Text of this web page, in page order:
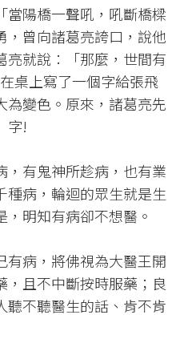
當陽橋一聲吼，吼斷橋樑
，曾向諸葛亮誇口，說他
亮就說：「那麼，世間有
桌上寫了一個字給張飛
為變色。原來，諸葛亮先
字!​
，有鬼神所趁病，也有業
種病，輪迴的眾生就是生
明知有病卻不想醫。​
有病，將佛視為大醫王開
且不中斷按時服藥；良
聽不聽醫生的話、肯不肯